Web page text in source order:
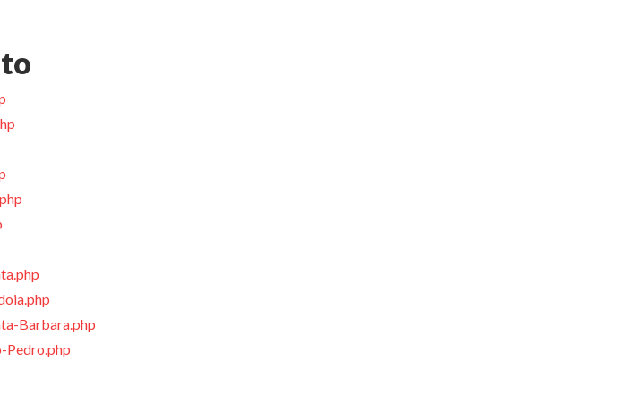
Barbara.php
Pedro.php